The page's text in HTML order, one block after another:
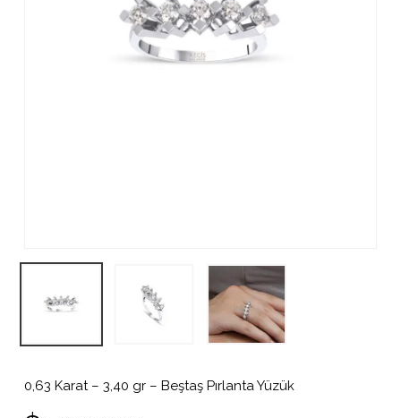
0,63 Karat – 3,40 gr – Beştaş Pırlanta Yüzük